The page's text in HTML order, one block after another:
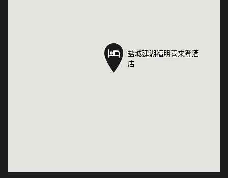
盐城建湖福朋喜来登酒
店
盐城建湖福朋喜来登酒
店